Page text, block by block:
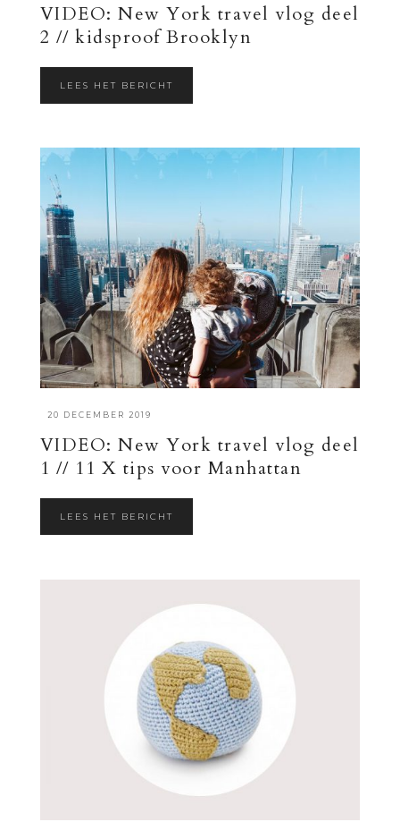
VIDEO: New York travel vlog deel
2 // kidsproof Brooklyn
LEES HET BERICHT
20 DECEMBER 2019
VIDEO: New York travel vlog deel
1 // 11 X tips voor Manhattan
LEES HET BERICHT